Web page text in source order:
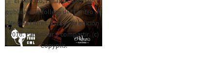
publica este folleto del Centro de
Medios Libres. Esta es la edición
2016. Para rolar y compartir. (c)
Copyplis.